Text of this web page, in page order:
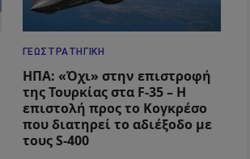
ΓΕΩΣΤΡΑΤΗΓΙΚΉ
ΗΠΑ: «Όχι» στην επιστροφή
της Τουρκίας στα F-35 – Η
επιστολή προς το Κογκρέσο
που διατηρεί το αδιέξοδο με
τους S-400